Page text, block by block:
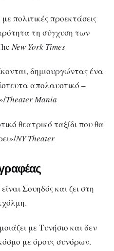
πολιτικές προεκτάσεις
τη σύγχυση των
New York Times
δημιουργώντας ένα
απολαυστικό –
Theater Mania
θεατρικό ταξίδι που θα
NY Theater
Σουηδός και ζει στη
με Τυνήσιο και δεν
με όρους συνόρων.